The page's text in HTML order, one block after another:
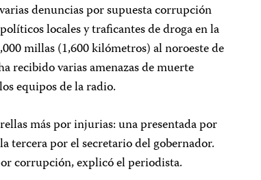
denuncias por supuesta corrupción
locales y traficantes de droga en la
millas (1,600 kilómetros) al noroeste de
recibido varias amenazas de muerte
equipos de la radio.
más por injurias: una presentada por
tercera por el secretario del gobernador.
corrupción, explicó el periodista.